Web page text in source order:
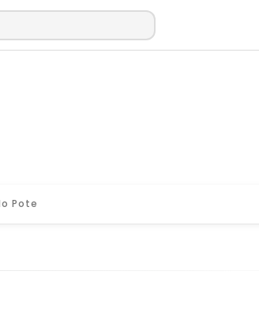
· Pediu, chegou, é Bigou!
Pote